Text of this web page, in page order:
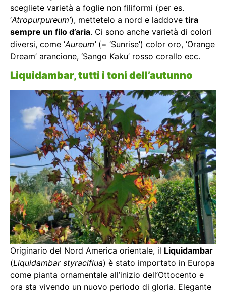
scegliete varietà a foglie non filiformi (per es.
‘Atropurpureum’), mettetelo a nord e laddove tira
sempre un filo d’aria. Ci sono anche varietà di colori
diversi, come ‘Aureum’(= ‘Sunrise’) color oro, ‘Orange
Dream’ arancione, ‘Sango Kaku’ rosso corallo ecc.
Liquidambar, tutti i toni dell’autunno
Originario del Nord America orientale, il Liquidambar
(Liquidambar styraciflua) è stato importato in Europa
come pianta ornamentale all’inizio dell’Ottocento e
ora sta vivendo un nuovo periodo di gloria. Elegante